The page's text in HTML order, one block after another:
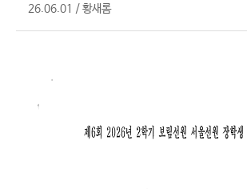
26.06.01 /황새롬